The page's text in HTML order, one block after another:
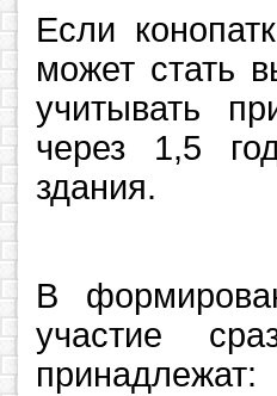
Если
может стать
учитывать
через 1,5
здания.
В
участие
принадлежат: